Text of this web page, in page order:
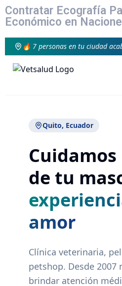
Contratar Ecografía
Económico en